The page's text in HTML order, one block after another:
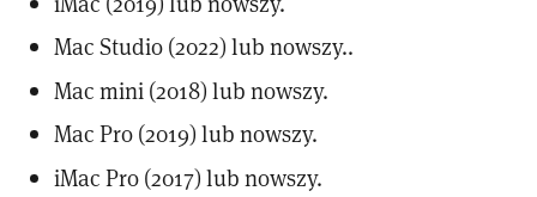
Mac Studio (2022) lub nowszy..
Mac mini (2018) lub nowszy.
Mac Pro (2019) lub nowszy.
iMac Pro (2017) lub nowszy.